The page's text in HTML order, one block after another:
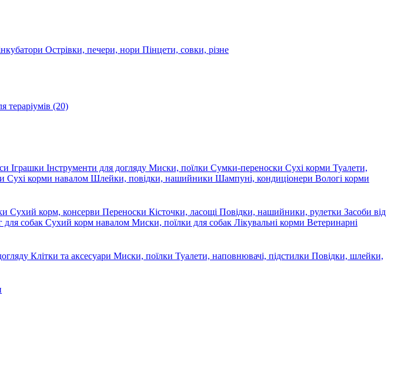
Острівки, печери, нори Пінцети, совки, різне
тераріумів (20)
Іграшки Інструменти для догляду Миски, поїлки Сумки-переноски Сухі корми Туалети,
Сухі корми навалом Шлейки, повідки, нашийники Шампуні, кондиціонери Вологі корми
Сухий корм, консерви Переноски Кісточки, ласощі Повідки, нашийники, рулетки Засоби від
для собак Сухий корм навалом Миски, поїлки для собак Лікувальні корми Ветеринарні
Клітки та аксесуари Миски, поїлки Туалети, наповнювачі, підстилки Повідки, шлейки,